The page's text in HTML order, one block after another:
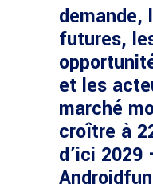
demande,
futures,
et les
marché
croître à
d’ici